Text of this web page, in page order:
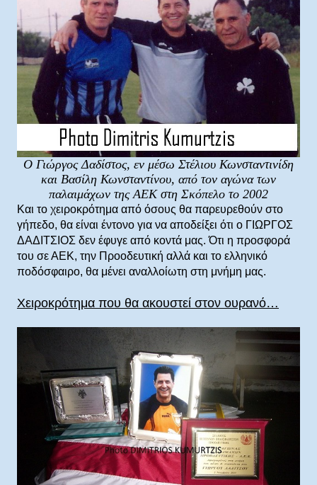
Ο Γιώργος Δαδίστος, εν μέσω Στέλιου Κωνσταντινίδη
και Βασίλη Κωνσταντίνου, από τον αγώνα των
παλαιμάχων της ΑΕΚ στη Σκόπελο το 2002
Και το χειροκρότημα από όσους θα παρευρεθούν στο
γήπεδο, θα είναι έντονο για να αποδείξει ότι ο ΓΙΩΡΓΟΣ
ΔΑΔΙΤΣΙΟΣ δεν έφυγε από κοντά μας. Ότι η προσφορά
του σε ΑΕΚ, την Προοδευτική αλλά και το ελληνικό
ποδόσφαιρο, θα μένει αναλλοίωτη στη μνήμη μας.
Χειροκρότημα που θα ακουστεί στον ουρανό…